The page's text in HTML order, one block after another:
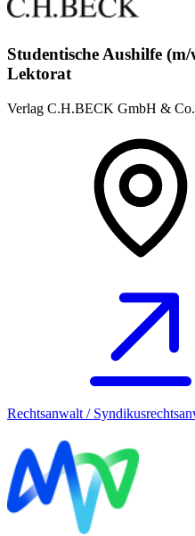
Studentische Aushilfe
Lektorat
Verlag C.H.BECK GmbH &
Rechtsanwalt /